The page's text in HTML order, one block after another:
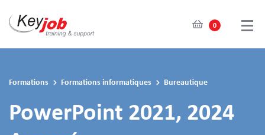
main
0
Formations Formations informatiques Bureautique
PowerPoint 2021, 2024